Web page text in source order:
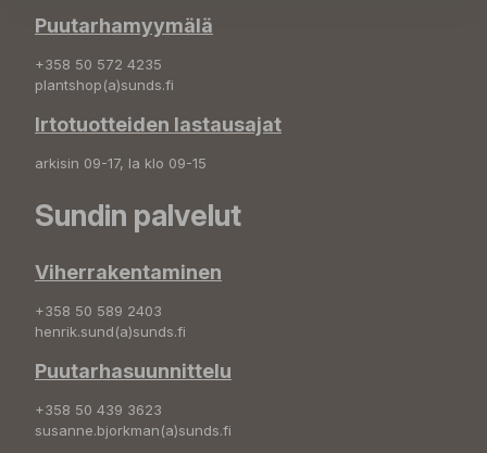
Puutarhamyymälä
+358 50 572 4235
plantshop(a)sunds.fi
Irtotuotteiden lastausajat
arkisin 09-17, la klo 09-15
Sundin palvelut
Viherrakentaminen
+358 50 589 2403
henrik.sund(a)sunds.fi
Puutarhasuunnittelu
+358 50 439 3623
susanne.bjorkman(a)sunds.fi